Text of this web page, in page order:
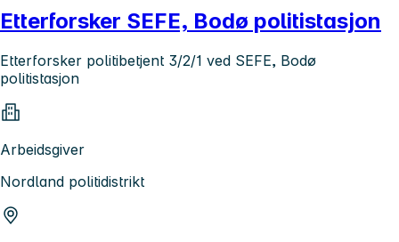
Etterforsker SEFE, Bodø politistasjon
Etterforsker politibetjent 3/2/1 ved SEFE, Bodø
politistasjon
Arbeidsgiver
Nordland politidistrikt